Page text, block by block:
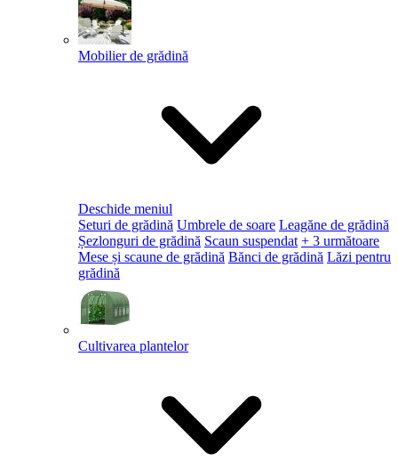
Mobilier de grădină
Deschide meniul
Seturi de grădină Umbrele de soare Leagăne de grădină
Șezlonguri de grădină Scaun suspendat + 3 următoare
Mese și scaune de grădină Bănci de grădină Lăzi pentru
grădină
Cultivarea plantelor